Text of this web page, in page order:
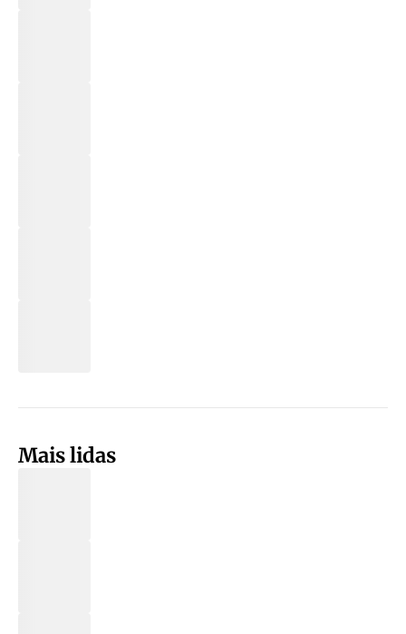
Mais lidas